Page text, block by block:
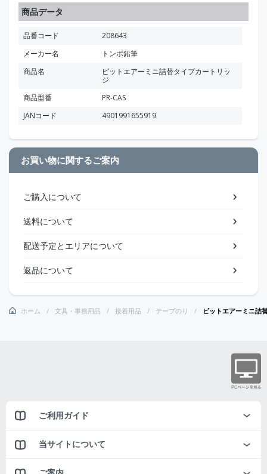
商品データ
品番コード
208643
メーカー名
トンボ鉛筆
商品名
ピットエアーミニ詰替タイプカートリッ
ジ
商品型番
PR-CAS
JANコード
4901991655919
お買い物に関するご案内
ご購入について
送料について
配送予定とエリアについて
返品について
ホーム 文具・事務用品 接着用品 テープのり ピットエアーミニ詰
ご利用ガイド
当サイトについて